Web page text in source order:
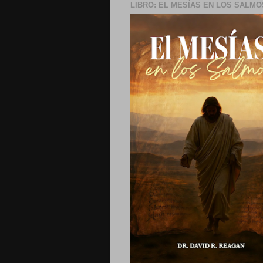
LIBRO: EL MESÍAS EN LOS